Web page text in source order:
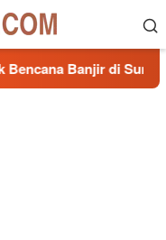
di Sumbar